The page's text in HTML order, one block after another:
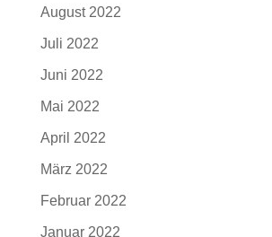
August 2022
Juli 2022
Juni 2022
Mai 2022
April 2022
März 2022
Februar 2022
Januar 2022